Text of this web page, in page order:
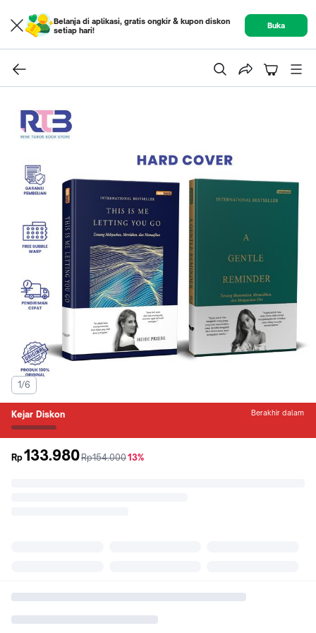
Belanja di aplikasi, gratis ongkir & kupon diskon
setiap hari!
Buka
1/6
Kejar Diskon Berakhir dalam
Rp133.980sebelum
Rp154.000diskon
13%